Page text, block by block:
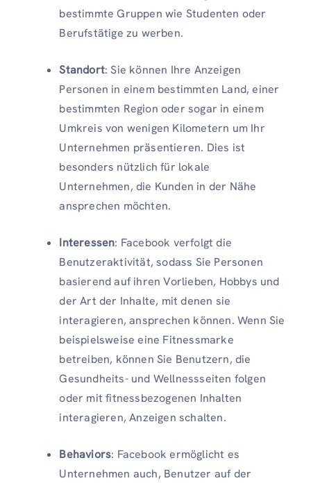
bestimmte Gruppen wie Studenten oder
Berufstätige zu werben.
Standort: Sie können Ihre Anzeigen
Personen in einem bestimmten Land, einer
bestimmten Region oder sogar in einem
Umkreis von wenigen Kilometern um Ihr
Unternehmen präsentieren. Dies ist
besonders nützlich für lokale
Unternehmen, die Kunden in der Nähe
ansprechen möchten.
Interessen: Facebook verfolgt die
Benutzeraktivität, sodass Sie Personen
basierend auf ihren Vorlieben, Hobbys und
der Art der Inhalte, mit denen sie
interagieren, ansprechen können. Wenn Sie
beispielsweise eine Fitnessmarke
betreiben, können Sie Benutzern, die
Gesundheits- und Wellnessseiten folgen
oder mit fitnessbezogenen Inhalten
interagieren, Anzeigen schalten.
Behaviors: Facebook ermöglicht es
Unternehmen auch, Benutzer auf der